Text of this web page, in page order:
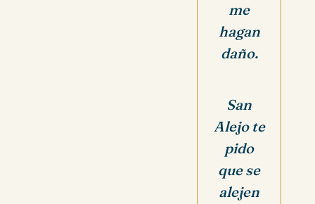
me
hagan
daño.
San
Alejo te
pido
que se
alejen